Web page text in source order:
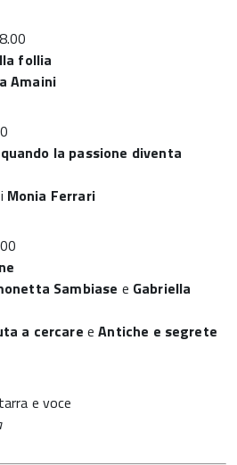
follia
Amaini
la passione diventa
Monia Ferrari
Sambiase e Gabriella
a cercare eAntiche e segrete
e voce